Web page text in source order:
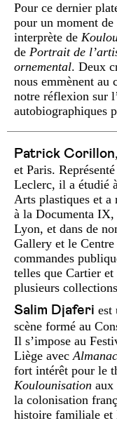
Pour ce dernier
pour un moment
interprète de
de Portrait de
ornemental. Deux
nous emmènent
notre réflexion sur
autobiographiques
Patrick Corillon
et Paris.
Leclerc, il a étudié
Arts plastiques et a
à la Documenta IX,
Lyon, et dans de
Gallery et le
commandes
telles que Cartier
plusieurs
Salim Djaferi est
scène formé au
Il s’impose au
Liège avec
fort intérêt pour le
Koulounisation aux
la colonisation
histoire familiale et